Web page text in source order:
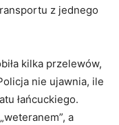
z jednego
kilka przelewów,
nie ujawnia, ile
łańcuckiego.
a